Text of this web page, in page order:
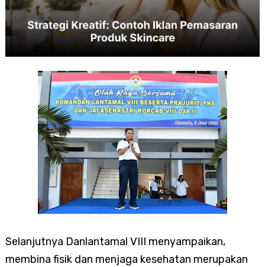
Selanjutnya Danlantamal VIII menyampaikan,
membina fisik dan menjaga kesehatan merupakan